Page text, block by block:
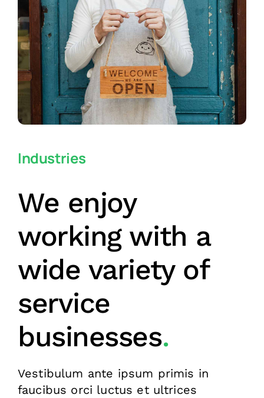
Industries
We enjoy
working with a
wide variety of
service
businesses.
Vestibulum ante ipsum primis in
faucibus orci luctus et ultrices